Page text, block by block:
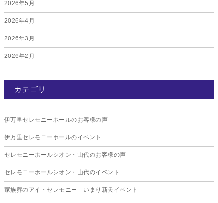
2026年5月
2026年4月
2026年3月
2026年2月
2025年12月
カテゴリ
伊万里セレモニーホールのお客様の声
伊万里セレモニーホールのイベント
セレモニーホールシオン・山代のお客様の声
セレモニーホールシオン・山代のイベント
家族葬のアイ・セレモニー いまり新天イベント